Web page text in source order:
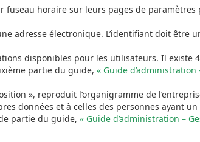
horaire sur leurs pages de paramètres
adresse électronique. L’identifiant doit être
disponibles pour les utilisateurs. Il existe
partie du guide, « Guide d’administration
», reproduit l’organigramme de
données et à celles des personnes ayant
partie du guide, « Guide d’administration –